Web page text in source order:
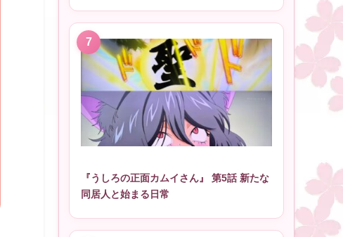
『うしろの正面カムイさん』 第5話 新たな
同居人と始まる日常